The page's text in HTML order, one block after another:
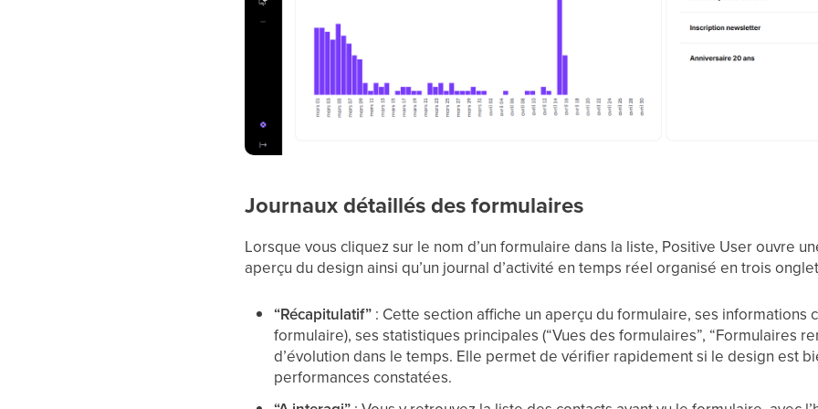
Journaux détaillés des formulaires
Lorsque vous cliquez sur le nom d’un formulaire dans la liste, Positive User ouvre
aperçu du design ainsi qu’un journal d’activité en temps réel organisé en trois
“Récapitulatif” : Cette section affiche un aperçu du formulaire, ses informations
formulaire), ses statistiques principales (“Vues des formulaires”, “Formulaires
d’évolution dans le temps. Elle permet de vérifier rapidement si le design est
performances constatées.